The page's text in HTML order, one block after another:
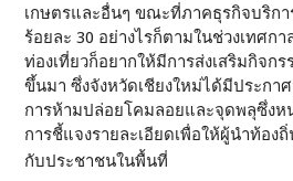
เกษตรและอื่นๆ ขณะที่ภาคธุรกิจบริกา
ร้อยละ 30 อย่างไรก็ตามในช่วงเทศก
ท่องเที่ยวก็อยากให้มีการส่งเสริมกิจก
ขึ้นมา ซึ่งจังหวัดเชียงใหม่ได้มีประก
การห้ามปล่อยโคมลอยและจุดพลุซึ่ง
การชี้แจงรายละเอียดเพื่อให้ผู้นำท้อง
กับประชาชนในพื้นที่